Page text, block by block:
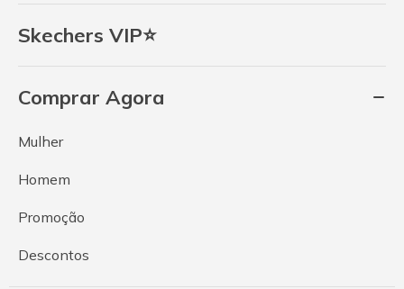
Skechers VIP⭐
Comprar Agora
Mulher
Homem
Promoção
Descontos